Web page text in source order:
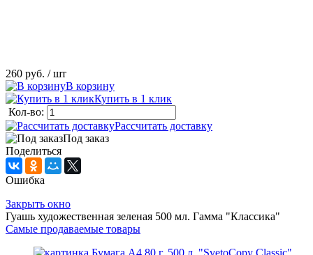
260 руб. / шт
В корзину
Купить в 1 клик
Кол-во:
Рассчитать доставку
Под заказ
Поделиться
Ошибка
Закрыть окно
Гуашь художественная зеленая 500 мл. Гамма "Классика"
Самые продаваемые товары